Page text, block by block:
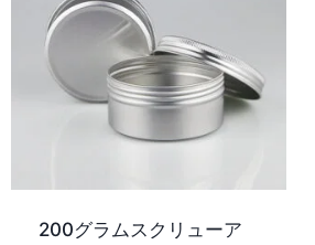
200グラムスクリューア